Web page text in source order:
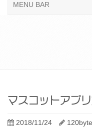
MENU BAR
マスコットアプ
2018/11/24
120byte